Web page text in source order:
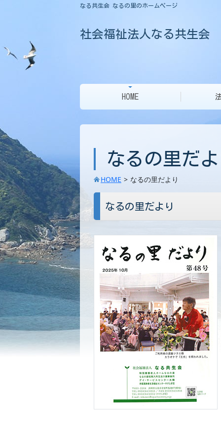
なる共生会 なるの里のホームページ
社会福祉法人なる共生会
HOME
なるの里だ
HOME なるの里だより
なるの里だより